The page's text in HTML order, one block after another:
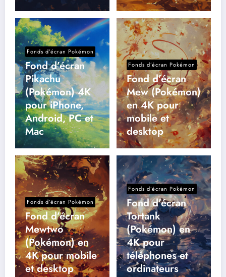
Fonds d’écran Pokémon
Fond d’écran
Pikachu
(Pokémon) 4K
pour iPhone,
Android, PC et
Mac
Fonds d’écran Pokémon
Fond d’écran
Mew (Pokémon)
en 4K pour
mobile et
desktop
Fonds d’écran Pokémon
Fond d’écran
Mewtwo
(Pokémon) en
4K pour mobile
et desktop
Fonds d’écran Pokémon
Fond d’écran
Tortank
(Pokémon) en
4K pour
téléphones et
ordinateurs